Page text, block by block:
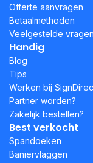
Offerte aanvragen
Betaalmethoden
Veelgestelde vragen
Handig
Blog
Tips
Werken bij
Partner worden?
Zakelijk bestellen?
Best verkocht
Spandoeken
Baniervlaggen